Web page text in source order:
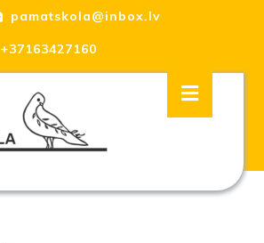
pamatskola@inbox.lv
+37163427160
Open